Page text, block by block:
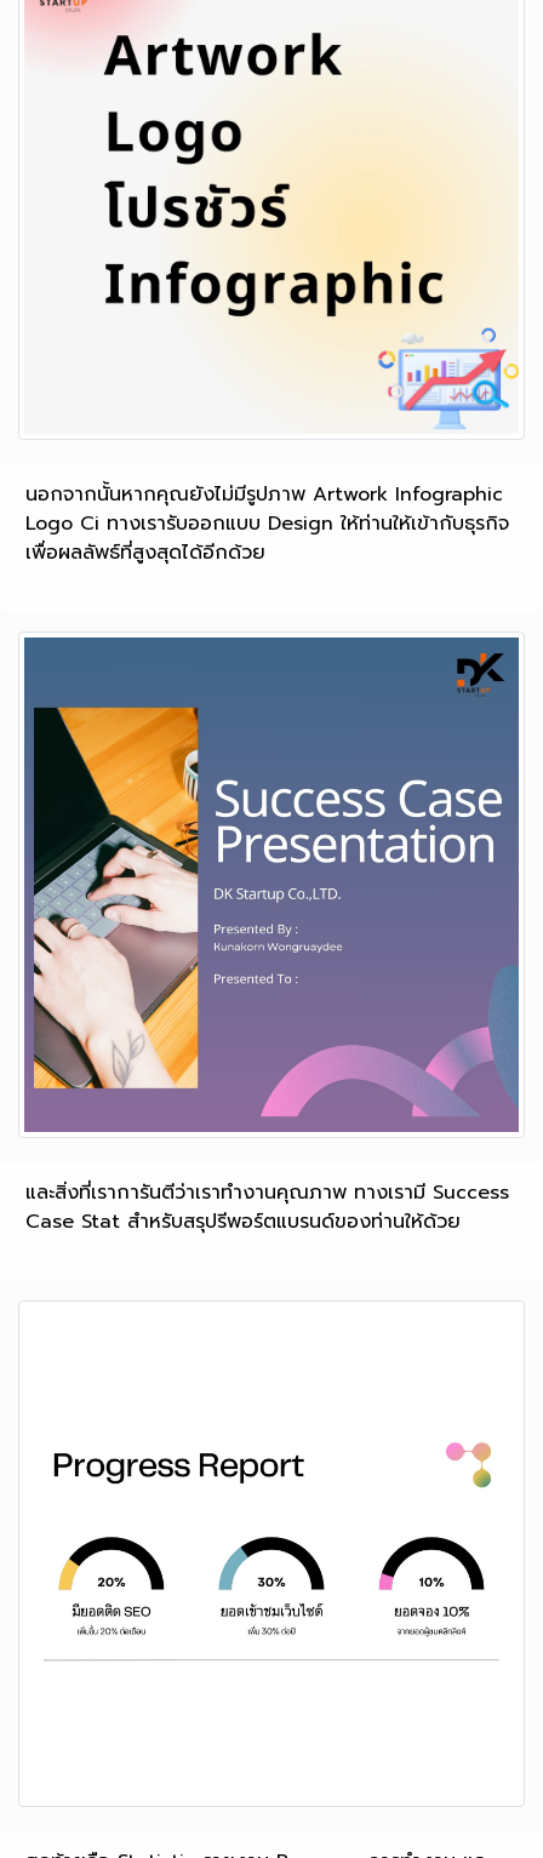
นอกจากนั้นหากคุณยังไม่มีรูปภาพ Artwork Infographic
Logo Ci ทางเรารับออกแบบ Design ให้ท่านให้เข้ากับธุรกิจ
เพื่อผลลัพธ์ที่สูงสุดได้อีกด้วย
และสิ่งที่เราการันตีว่าเราทำงานคุณภาพ ทางเรามี Success
Case Stat สำหรับสรุปรีพอร์ตแบรนด์ของท่านให้ด้วย